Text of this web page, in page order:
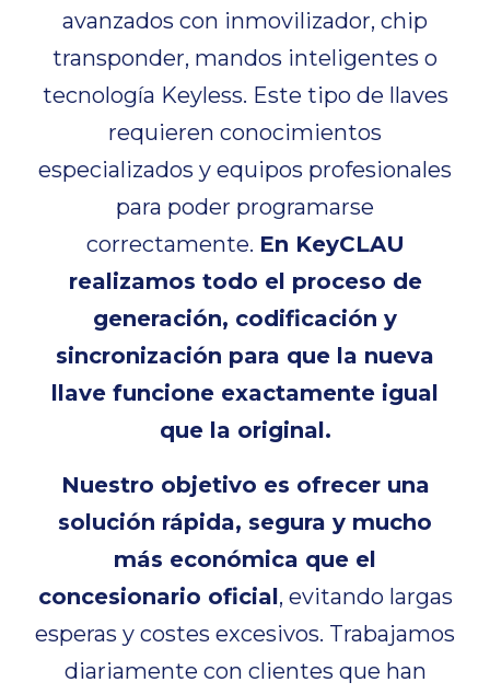
avanzados con inmovilizador, chip
transponder, mandos inteligentes o
tecnología Keyless. Este tipo de llaves
requieren conocimientos
especializados y equipos profesionales
para poder programarse
correctamente. En KeyCLAU
realizamos todo el proceso de
generación, codificación y
sincronización para que la nueva
llave funcione exactamente igual
que la original.
Nuestro objetivo es ofrecer una
solución rápida, segura y mucho
más económica que el
concesionario oficial, evitando largas
esperas y costes excesivos. Trabajamos
diariamente con clientes que han